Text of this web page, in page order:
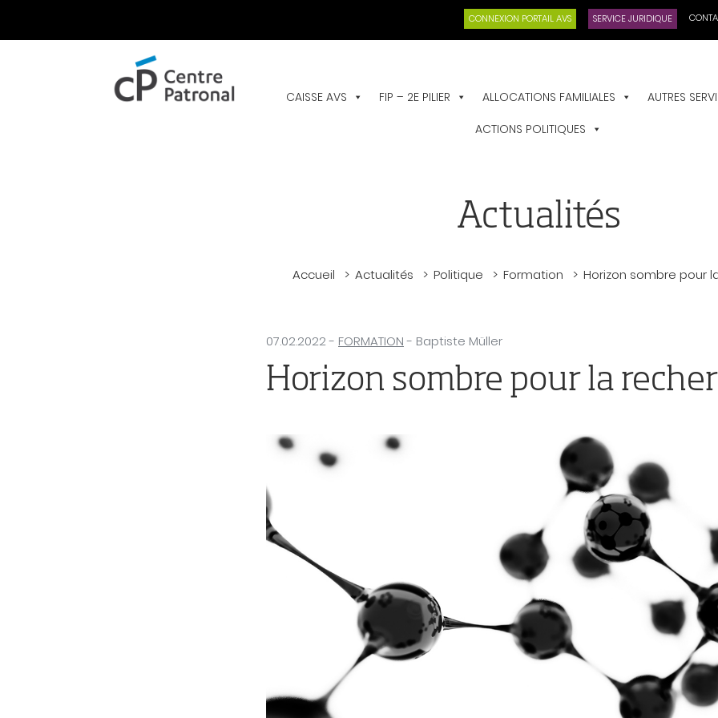
CONNEXION PORTAIL AVS SERVICE JURIDIQUE
CENTRE
PATRONAL
CAISSE AVS FIP – 2E PILIER ALLOCATIONS FAMILIALES
AUTRES
ACTIONS POLITIQUES
Actualités
Accueil Actualités Politique Formation Horizon sombre pour
07.02.2022- FORMATION- Baptiste Müller
Horizon sombre pour la